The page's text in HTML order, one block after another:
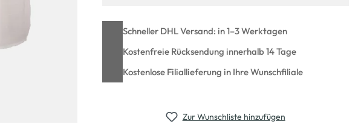
Schneller DHL Versand: in 1–3 Werktagen
Kostenfreie Rücksendung innerhalb 14 Tage
Kostenlose Filiallieferung in Ihre Wunschfiliale
Zur Wunschliste hinzufügen